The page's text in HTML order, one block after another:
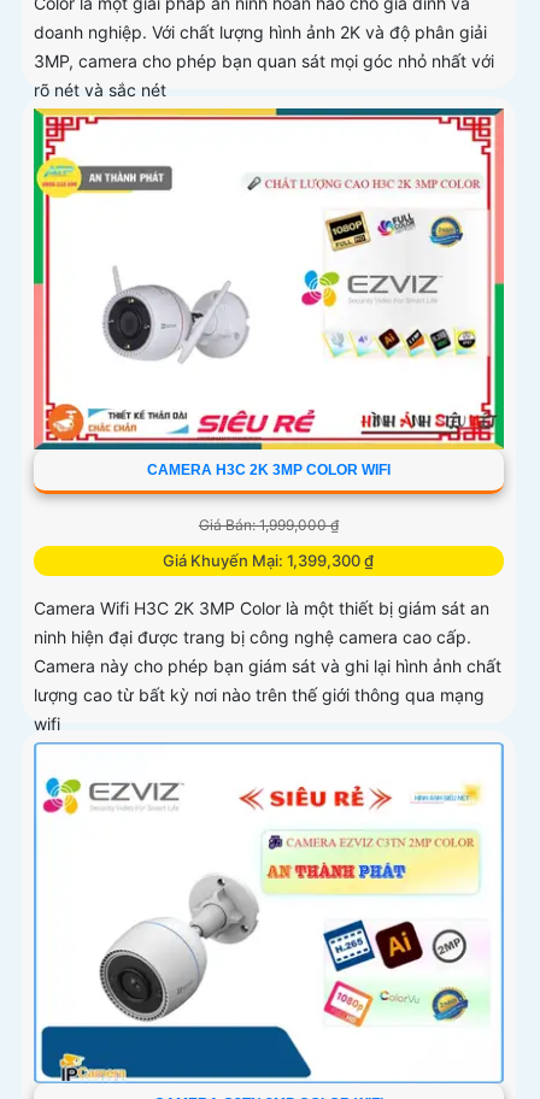
doanh nghiệp. Với chất lượng hình ảnh 2K và độ phân giải
3MP, camera cho phép bạn quan sát mọi góc nhỏ nhất với
rõ nét và sắc nét
CAMERA H3C 2K 3MP COLOR WIFI
Giá Bán: 1,999,000 ₫
Giá Khuyến Mại: 1,399,300 ₫
Camera Wifi H3C 2K 3MP Color là một thiết bị giám sát an
ninh hiện đại được trang bị công nghệ camera cao cấp.
Camera này cho phép bạn giám sát và ghi lại hình ảnh chất
lượng cao từ bất kỳ nơi nào trên thế giới thông qua mạng
wifi